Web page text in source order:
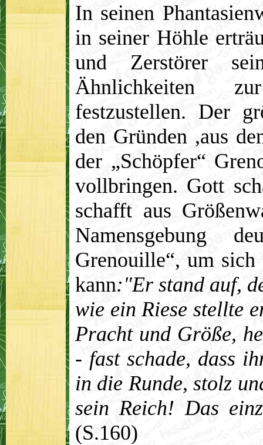
In seinen
in seiner Höhle
und Zerstörer
Ähnlichkeiten zur
festzustellen. Der
den Gründen ,aus
der „Schöpfer“
vollbringen. Gott
schafft aus
Namensgebung
Grenouille“, um sich
kann:"Er stand auf,
wie ein Riese stellte
Pracht und Größe,
- fast schade, dass
in die Runde, stolz
sein Reich! Das
(S.160)